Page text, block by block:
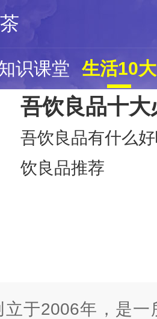
识课堂 生活10大
吾饮良品十大
吾饮良品有什么
饮良品推荐
立于2006年，是